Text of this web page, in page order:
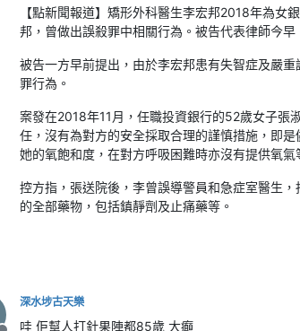
【點新聞報道】矯形外科醫生李宏邦2018年為
邦，曾做出誤殺罪中相關行為。被告代表律師今
被告一方早前提出，由於李宏邦患有失智症及嚴
罪行為。
案發在2018年11月，任職投資銀行的52歲女子張
任，沒有為對方的安全採取合理的謹慎措施，即
她的氧飽和度，在對方呼吸困難時亦沒有提供氧氣
控方指，張送院後，李曾誤導警員和急症室醫生
的全部藥物，包括鎮靜劑及止痛藥等。
深水埗古天樂
哇 佢幫人打針果陣都85歲 大癲